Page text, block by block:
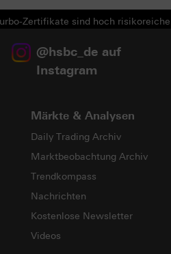
Zertifikate sind hoch
@hsbc_de auf
Instagram
Märkte & Analysen
Daily Trading Archiv
Marktbeobachtung Archiv
Trendkompass
Nachrichten
Kostenlose Newsletter
Videos